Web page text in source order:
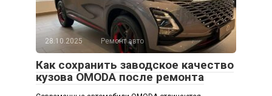
28.10.2025 Ремонт авто
Как сохранить заводское качество
кузова OMODA после ремонта